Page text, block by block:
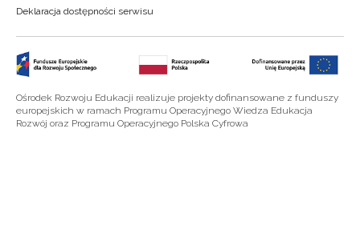
Deklaracja dostępności serwisu
Ośrodek Rozwoju Edukacji realizuje projekty dofinansowane z funduszy
europejskich w ramach Programu Operacyjnego Wiedza Edukacja
Rozwój oraz Programu Operacyjnego Polska Cyfrowa